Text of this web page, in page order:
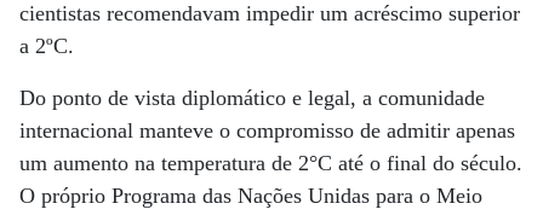
cientistas recomendavam impedir um acréscimo superior
a 2ºC.
Do ponto de vista diplomático e legal, a comunidade
internacional manteve o compromisso de admitir apenas
um aumento na temperatura de 2°C até o final do século.
O próprio Programa das Nações Unidas para o Meio